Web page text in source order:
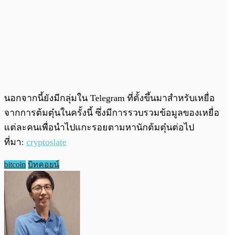
นอกจากนี้ยังมีกลุ่มใน Telegram ที่ตั้งขึ้นมาสำหรับเหยื่อ
จากการต้มตุ๋นในครั้งนี้ ซึ่งมีการรวบรวมข้อมูลของเหยื่อ
แต่ละคนเพื่อนำไปแกะรอยตามหานักต้มตุ๋นต่อไป
ที่มา: cryptoslate
bitcoin บิทคอยน์